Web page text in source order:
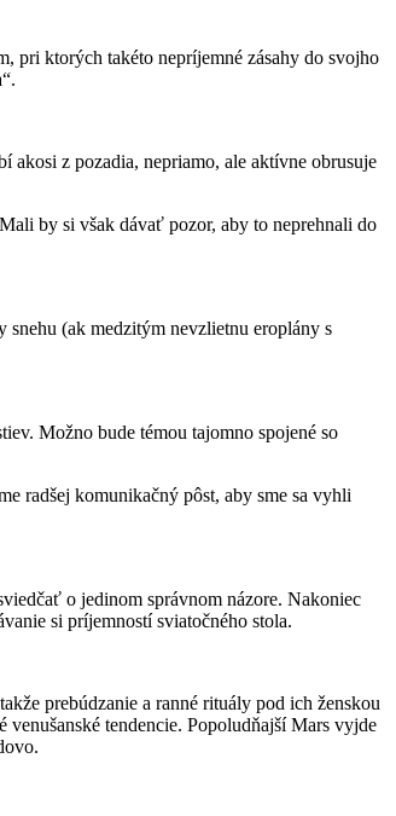
pri ktorých takéto nepríjemné zásahy do svojho
z pozadia, nepriamo, ale aktívne obrusuje
by si však dávať pozor, aby to neprehnali do
(ak medzitým nevzlietnu eroplány s
Možno bude témou tajomno spojené so
radšej komunikačný pôst, aby sme sa vyhli
o jedinom správnom názore. Nakoniec
si príjemností sviatočného stola.
prebúdzanie a ranné rituály pod ich ženskou
tendencie. Popoludňajší Mars vyjde